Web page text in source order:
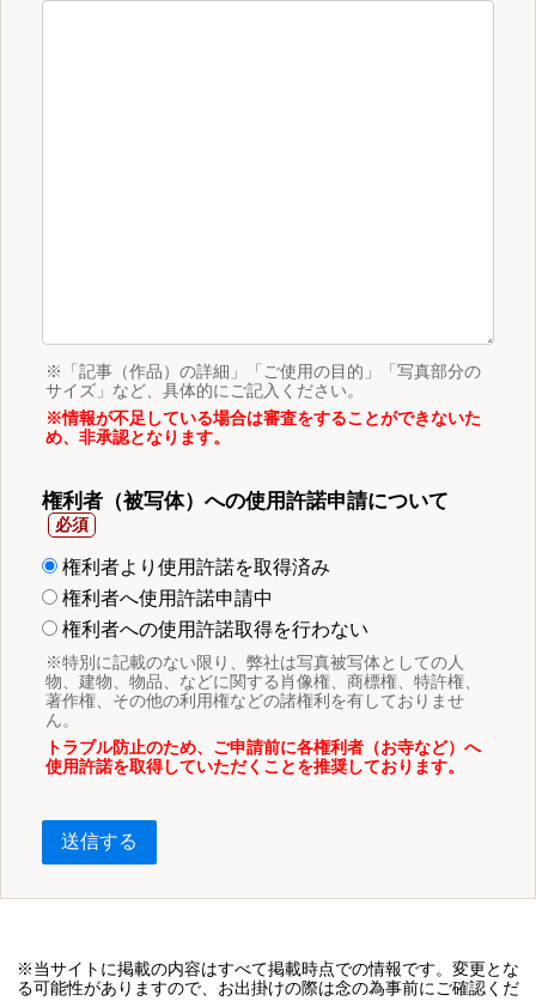
※「記事（作品）の詳細」「ご使用の目的」「写真部分の
サイズ」など、具体的にご記入ください。
※情報が不足している場合は審査をすることができないた
め、非承認となります。
権利者（被写体）への使用許諾申請について
権利者より使用許諾を取得済み
権利者へ使用許諾申請中
権利者への使用許諾取得を行わない
※特別に記載のない限り、弊社は写真被写体としての人
物、建物、物品、などに関する肖像権、商標権、特許権、
著作権、その他の利用権などの諸権利を有しておりませ
ん。
トラブル防止のため、ご申請前に各権利者（お寺など）へ
使用許諾を取得していただくことを推奨しております。
送信する
※当サイトに掲載の内容はすべて掲載時点での情報です。変更とな
る可能性がありますので、お出掛けの際は念の為事前にご確認くだ